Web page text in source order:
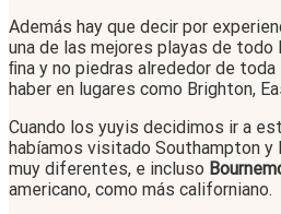
Además hay que decir por
una de las mejores playas de todo
ﬁna y no piedras alrededor de
haber en lugares como Brighton,
Cuando los yuyis decidimos ir a
habíamos visitado Southampton y
muy diferentes, e incluso
americano, como más californiano.